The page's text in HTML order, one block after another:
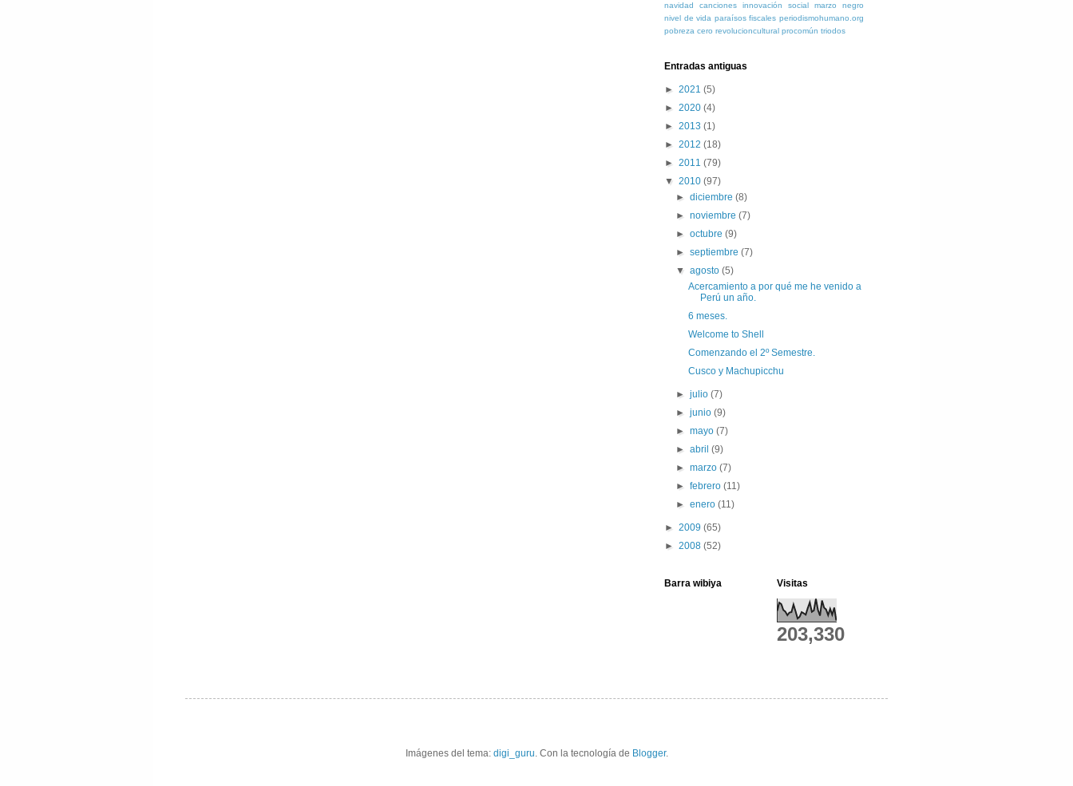
navidad
canciones innovación social
marzo negro
nivel de vida paraísos fiscales periodismohumano.org
pobreza cero revolucioncultural procomún triodos
Entradas antiguas
► 2021 (5)
► 2020 (4)
► 2013 (1)
► 2012 (18)
► 2011 (79)
▼ 2010 (97)
►diciembre(8)
►noviembre(7)
►octubre(9)
►septiembre(7)
▼agosto(5)
Acercamiento a por qué me he venido a
Perú un año.
6 meses.
Welcome to Shell
Comenzando el 2º Semestre.
Cusco y Machupicchu
►julio(7)
►junio(9)
►mayo(7)
►abril(9)
►marzo(7)
►febrero(11)
►enero(11)
► 2009 (65)
► 2008 (52)
Barra wibiya Visitas
203,330
Imágenes del tema: digi_guru. Con la tecnología de Blogger.